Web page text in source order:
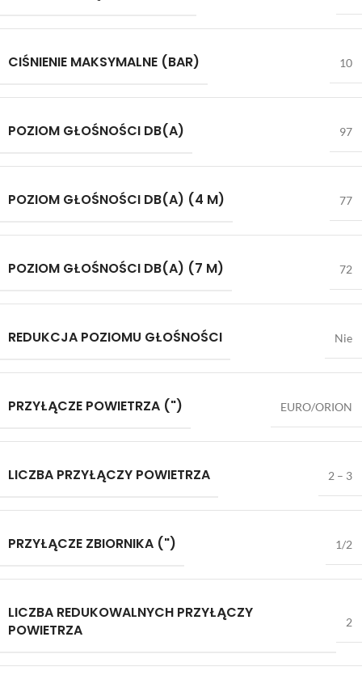
CIŚNIENIE MAKSYMALNE (BAR) 10
POZIOM GŁOŚNOŚCI DB(A) 97
POZIOM GŁOŚNOŚCI DB(A) (4 M) 77
POZIOM GŁOŚNOŚCI DB(A) (7 M) 72
REDUKCJA POZIOMU GŁOŚNOŚCI Nie
PRZYŁĄCZE POWIETRZA (") EURO/ORION
LICZBA PRZYŁĄCZY POWIETRZA 2 – 3
PRZYŁĄCZE ZBIORNIKA (") 1/2
LICZBA REDUKOWALNYCH PRZYŁĄCZY
POWIETRZA
2